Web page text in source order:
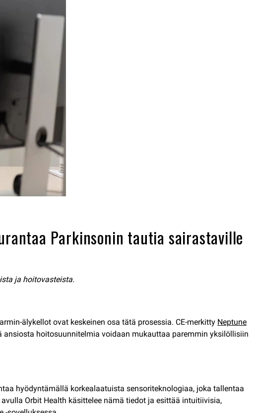
Parkinsonin tautia sairastaville
ja hoitovasteista.
älykellot ovat keskeinen osa tätä prosessia. CE-merkitty Neptune
hoitosuunnitelmia voidaan mukauttaa paremmin yksilöllisiin
hyödyntämällä korkealaatuista sensoriteknologiaa, joka tallentaa
avulla Orbit Health käsittelee nämä tiedot ja esittää intuitiivisia,